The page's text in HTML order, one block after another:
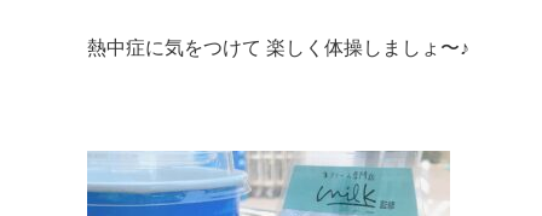
熱中症に気をつけて 楽しく体操しましょ〜♪